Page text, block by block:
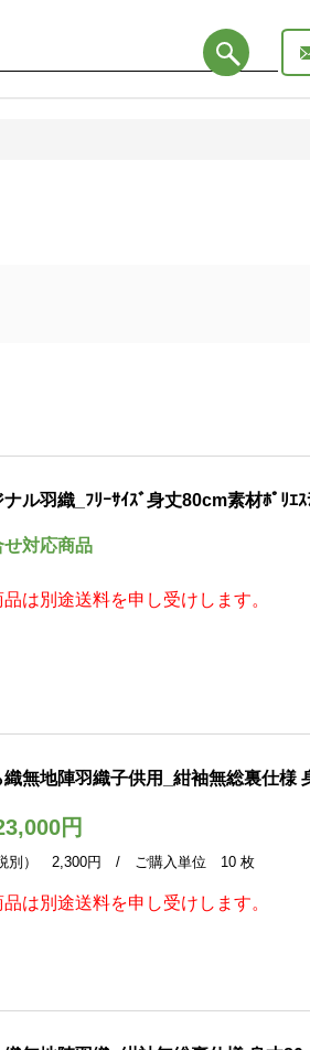
ル羽織_ﾌﾘｰｻｲｽﾞ身丈80cm素材ﾎﾟﾘｴ
せ対応商品
は別途送料を申し受けします。
織無地陣羽織子供用_紺袖無総裏仕様
円
別） 2,300円 / ご購入単位 10 枚
は別途送料を申し受けします。